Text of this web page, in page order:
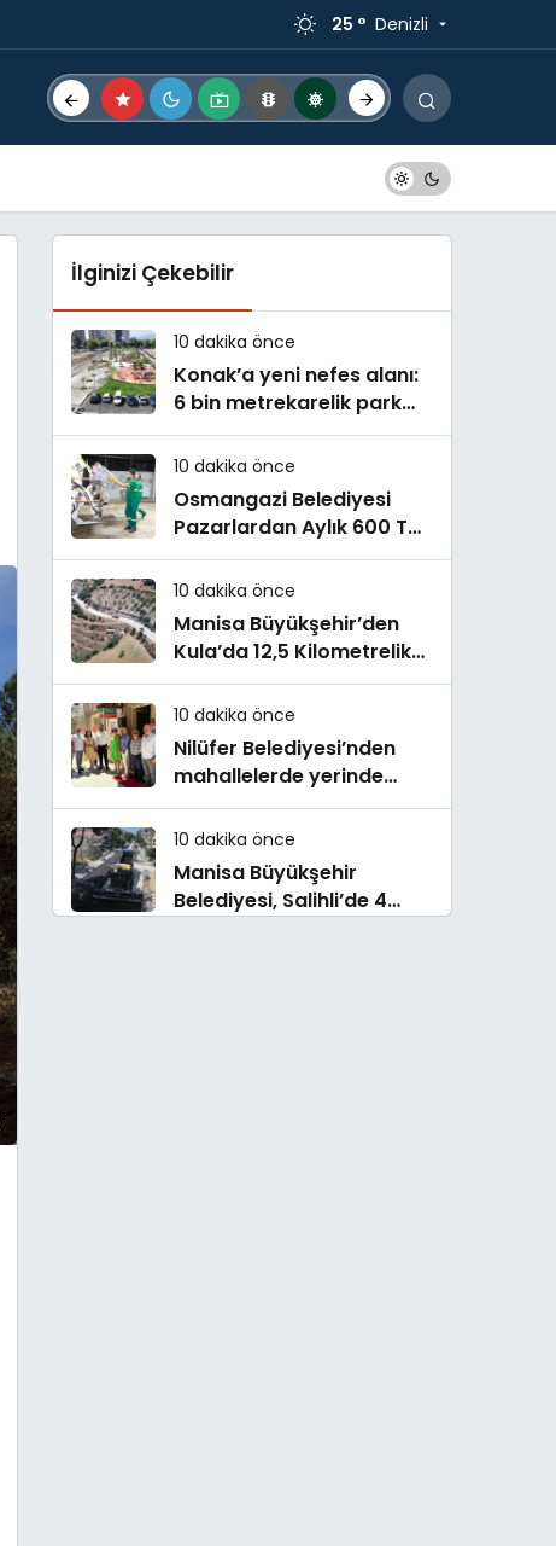
25 ° Denizli
İlginizi Çekebilir
10 dakika önce
Konak’a yeni nefes alanı:
6 bin metrekarelik park
hizmete açılıyor
10 dakika önce
Osmangazi Belediyesi
Pazarlardan Aylık 600 Ton
Atık Topluyor
10 dakika önce
Manisa Büyükşehir’den
Kula’da 12,5 Kilometrelik
Yol Hamlesi
10 dakika önce
Nilüfer Belediyesi’nden
mahallelerde yerinde
inceleme
10 dakika önce
Manisa Büyükşehir
Belediyesi, Salihli’de 4